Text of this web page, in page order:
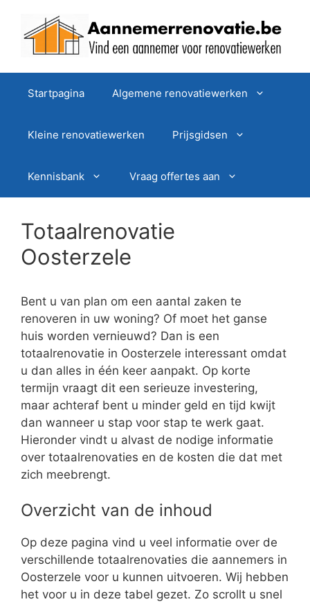
Startpagina Algemene renovatiewerken
Kleine renovatiewerken Prijsgidsen
Kennisbank Vraag offertes aan
Totaalrenovatie
Oosterzele
Bent u van plan om een aantal zaken te
renoveren in uw woning? Of moet het ganse
huis worden vernieuwd? Dan is een
totaalrenovatie in Oosterzele interessant omdat
u dan alles in één keer aanpakt. Op korte
termijn vraagt dit een serieuze investering,
maar achteraf bent u minder geld en tijd kwijt
dan wanneer u stap voor stap te werk gaat.
Hieronder vindt u alvast de nodige informatie
over totaalrenovaties en de kosten die dat met
zich meebrengt.
Overzicht van de inhoud
Op deze pagina vind u veel informatie over de
verschillende totaalrenovaties die aannemers in
Oosterzele voor u kunnen uitvoeren. Wij hebben
het voor u in deze tabel gezet. Zo scrollt u snel